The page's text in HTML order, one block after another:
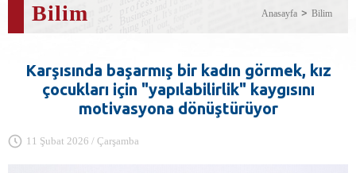
Bilim Anasayfa Bilim
Karşısında başarmış bir kadın görmek, kız
çocukları için "yapılabilirlik" kaygısını
motivasyona dönüştürüyor
11 Şubat 2026 / Çarşamba